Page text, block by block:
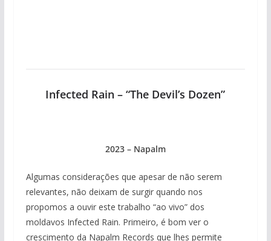
Infected Rain – “The Devil’s Dozen”
2023 – Napalm
Algumas considerações que apesar de não serem
relevantes, não deixam de surgir quando nos
propomos a ouvir este trabalho “ao vivo” dos
moldavos Infected Rain. Primeiro, é bom ver o
crescimento da Napalm Records que lhes permite